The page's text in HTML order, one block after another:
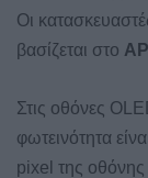
Οι
βασίζεται στο
Στις οθόνες
φωτεινότητα
pixel της οθόνης